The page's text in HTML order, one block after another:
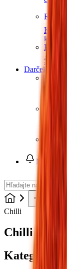
Šťavy
Darčeky
Novinky
Chilli
Chilli
Kategórie